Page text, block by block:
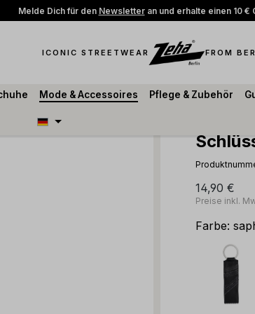
Melde Dich für den Newsletteran und erhalte einen 10 €
ICONIC STREETWEAR FROM
Mode & Accessoires Pflege & Zubehör
14,90 €
Preise inkl.
Farbe: